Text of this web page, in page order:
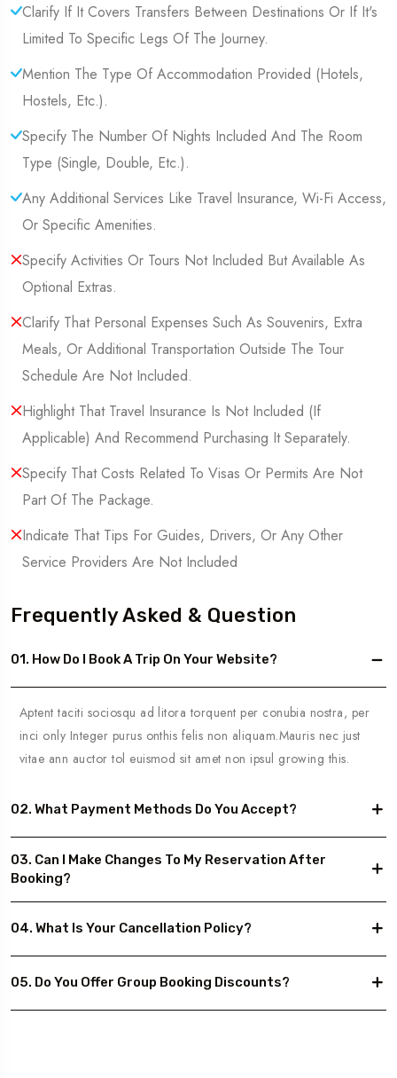
Clarify If It Covers Transfers Between Destinations Or If It's
Limited To Specific Legs Of The Journey.
Mention The Type Of Accommodation Provided (Hotels,
Hostels, Etc.).
Specify The Number Of Nights Included And The Room
Type (Single, Double, Etc.).
Any Additional Services Like Travel Insurance, Wi-Fi Access,
Or Specific Amenities.
Specify Activities Or Tours Not Included But Available As
Optional Extras.
Clarify That Personal Expenses Such As Souvenirs, Extra
Meals, Or Additional Transportation Outside The Tour
Schedule Are Not Included.
Highlight That Travel Insurance Is Not Included (If
Applicable) And Recommend Purchasing It Separately.
Specify That Costs Related To Visas Or Permits Are Not
Part Of The Package.
Indicate That Tips For Guides, Drivers, Or Any Other
Service Providers Are Not Included
Frequently Asked & Question
01. How Do I Book A Trip On Your Website?
Aptent taciti sociosqu ad litora torquent per conubia nostra, per
inci only Integer purus onthis felis non aliquam.Mauris nec just
vitae ann auctor tol euismod sit amet non ipsul growing this.
02. What Payment Methods Do You Accept?
03. Can I Make Changes To My Reservation After
Booking?
04. What Is Your Cancellation Policy?
05. Do You Offer Group Booking Discounts?